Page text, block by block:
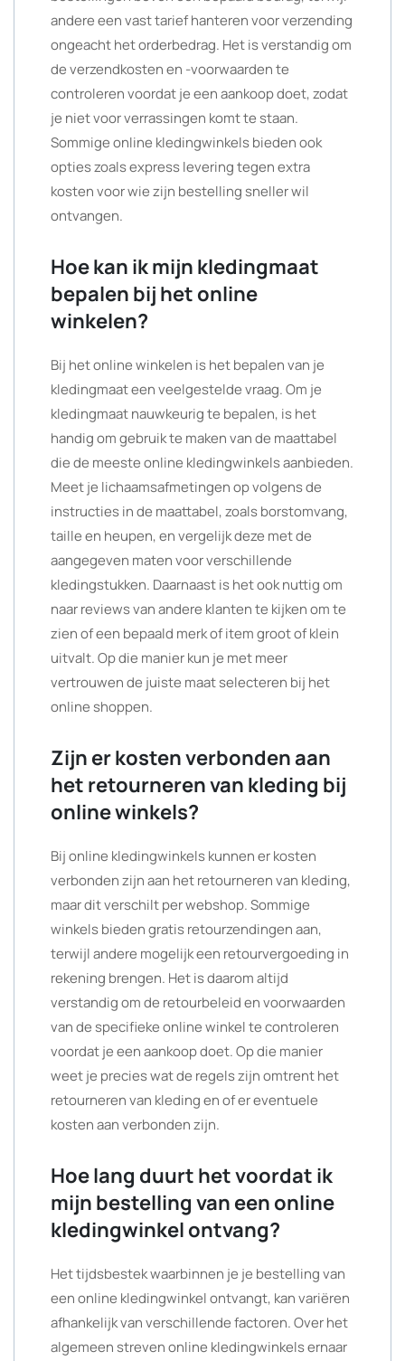
andere een vast tarief hanteren voor verzending
ongeacht het orderbedrag. Het is verstandig om
de verzendkosten en -voorwaarden te
controleren voordat je een aankoop doet, zodat
je niet voor verrassingen komt te staan.
Sommige online kledingwinkels bieden ook
opties zoals express levering tegen extra
kosten voor wie zijn bestelling sneller wil
ontvangen.
Hoe kan ik mijn kledingmaat
bepalen bij het online
winkelen?
Bij het online winkelen is het bepalen van je
kledingmaat een veelgestelde vraag. Om je
kledingmaat nauwkeurig te bepalen, is het
handig om gebruik te maken van de maattabel
die de meeste online kledingwinkels aanbieden.
Meet je lichaamsafmetingen op volgens de
instructies in de maattabel, zoals borstomvang,
taille en heupen, en vergelijk deze met de
aangegeven maten voor verschillende
kledingstukken. Daarnaast is het ook nuttig om
naar reviews van andere klanten te kijken om te
zien of een bepaald merk of item groot of klein
uitvalt. Op die manier kun je met meer
vertrouwen de juiste maat selecteren bij het
online shoppen.
Zijn er kosten verbonden aan
het retourneren van kleding bij
online winkels?
Bij online kledingwinkels kunnen er kosten
verbonden zijn aan het retourneren van kleding,
maar dit verschilt per webshop. Sommige
winkels bieden gratis retourzendingen aan,
terwijl andere mogelijk een retourvergoeding in
rekening brengen. Het is daarom altijd
verstandig om de retourbeleid en voorwaarden
van de specifieke online winkel te controleren
voordat je een aankoop doet. Op die manier
weet je precies wat de regels zijn omtrent het
retourneren van kleding en of er eventuele
kosten aan verbonden zijn.
Hoe lang duurt het voordat ik
mijn bestelling van een online
kledingwinkel ontvang?
Het tijdsbestek waarbinnen je je bestelling van
een online kledingwinkel ontvangt, kan variëren
afhankelijk van verschillende factoren. Over het
algemeen streven online kledingwinkels ernaar